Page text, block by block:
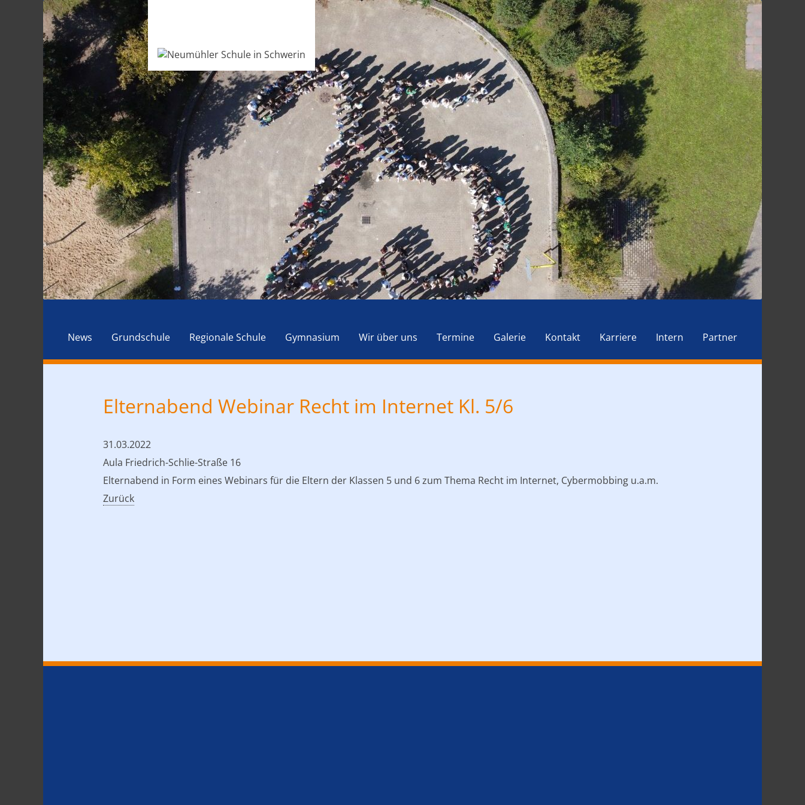
News
Grundschule Regionale Schule Gymnasium Wir über uns Termine Galerie Kontakt Karriere Intern Partner
Elternabend Webinar Recht im Internet Kl. 5/6
31.03.2022
Aula Friedrich-Schlie-Straße 16
Elternabend in Form eines Webinars für die Eltern der Klassen 5 und 6 zum Thema Recht im Internet, Cybermobbing u.a.m.
Zurück